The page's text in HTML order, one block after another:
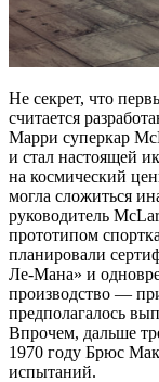
Не секрет, что
считается
Марри суперкар
и стал настоящей
на космический
могла сложиться
руководитель
прототипом
планировали
Ле-Мана» и
производство —
предполагалось
Впрочем, дальше
1970 году Брюс
испытаний.